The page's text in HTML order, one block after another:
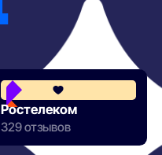
4.3
Ростелеком
329 отзывов